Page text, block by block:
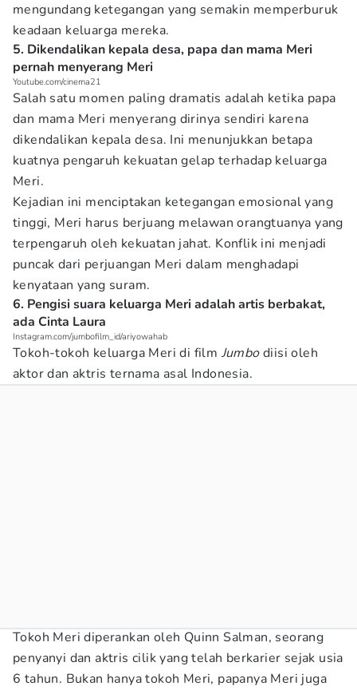
mengundang ketegangan yang semakin memperburuk
keadaan keluarga mereka.
5. Dikendalikan kepala desa, papa dan mama Meri
pernah menyerang Meri
Youtube.com/cinema21
Salah satu momen paling dramatis adalah ketika papa
dan mama Meri menyerang dirinya sendiri karena
dikendalikan kepala desa. Ini menunjukkan betapa
kuatnya pengaruh kekuatan gelap terhadap keluarga
Meri.
Kejadian ini menciptakan ketegangan emosional yang
tinggi, Meri harus berjuang melawan orangtuanya yang
terpengaruh oleh kekuatan jahat. Konflik ini menjadi
puncak dari perjuangan Meri dalam menghadapi
kenyataan yang suram.
6. Pengisi suara keluarga Meri adalah artis berbakat,
ada Cinta Laura
Instagram.com/jumbofilm_id/ariyowahab
Tokoh-tokoh keluarga Meri di film Jumbodiisi oleh
aktor dan aktris ternama asal Indonesia.
Tokoh Meri diperankan oleh Quinn Salman, seorang
penyanyi dan aktris cilik yang telah berkarier sejak usia
6 tahun. Bukan hanya tokoh Meri, papanya Meri juga